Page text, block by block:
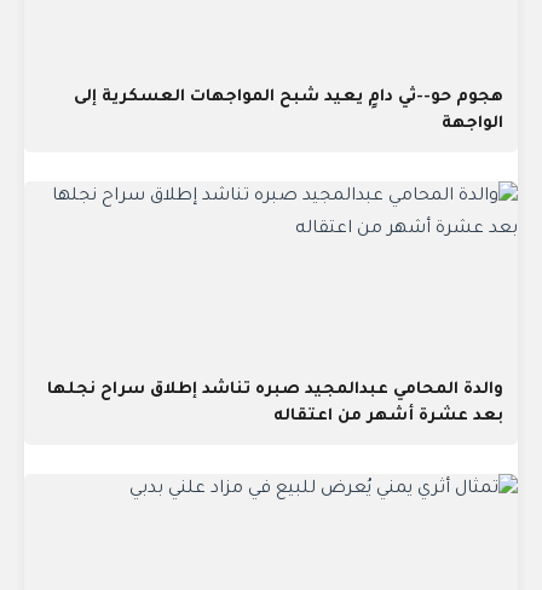
هجوم حو--ثي دامٍ يعيد شبح المواجهات العسكرية إلى
الواجهة
والدة المحامي عبدالمجيد صبره تناشد إطلاق سراح نجلها
بعد عشرة أشهر من اعتقاله